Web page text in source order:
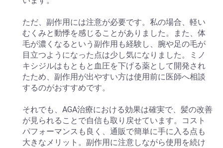
ただ、副作用には注意が必要です。私の場合、軽い
むくみと動悸を感じることがありました。また、体
毛が濃くなるという副作用も経験し、腕や足の毛が
目立つようになった点は少し気になりました。ミノ
キシジルはもともと血圧を下げる薬として開発され
たため、副作用が出やすい方は使用前に医師へ相談
するのがおすすめです。
それでも、AGA治療における効果は確実で、髪の改善
が見られることで自信も取り戻せています。コスト
パフォーマンスも良く、通販で簡単に手に入る点も
大きなメリット。副作用に注意しながら使用を続け